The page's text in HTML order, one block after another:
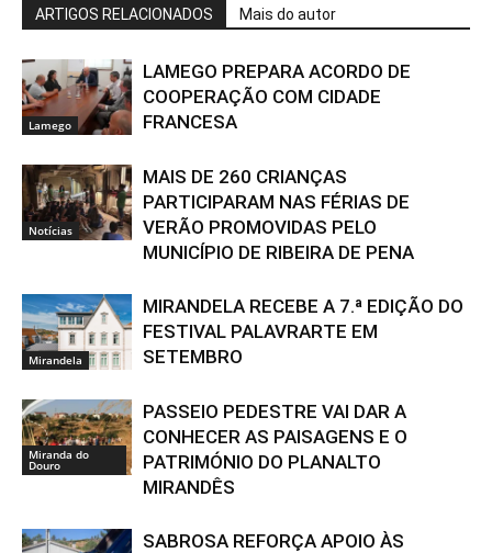
ARTIGOS RELACIONADOS Mais do autor
Lamego
LAMEGO PREPARA ACORDO DE
COOPERAÇÃO COM CIDADE
FRANCESA
Notícias
MAIS DE 260 CRIANÇAS
PARTICIPARAM NAS FÉRIAS DE
VERÃO PROMOVIDAS PELO
MUNICÍPIO DE RIBEIRA DE PENA
Mirandela
MIRANDELA RECEBE A 7.ª EDIÇÃO DO
FESTIVAL PALAVRARTE EM
SETEMBRO
Miranda do
Douro
PASSEIO PEDESTRE VAI DAR A
CONHECER AS PAISAGENS E O
PATRIMÓNIO DO PLANALTO
MIRANDÊS
SABROSA REFORÇA APOIO ÀS